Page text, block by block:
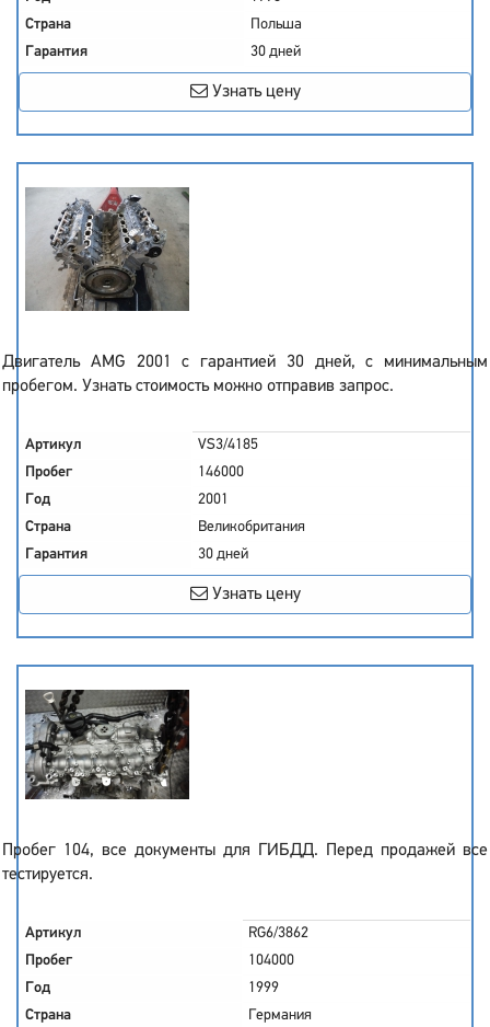
Страна
Польша
Гарантия
30 дней
Узнать цену
Двигатель AMG 2001 с гарантией 30 дней, с минимальным
пробегом. Узнать стоимость можно отправив запрос.
Артикул
VS3/4185
Пробег
146000
Год
2001
Страна
Великобритания
Гарантия
30 дней
Узнать цену
Пробег 104, все документы для ГИБДД. Перед продажей все
тестируется.
Артикул
RG6/3862
Пробег
104000
Год
1999
Страна
Германия